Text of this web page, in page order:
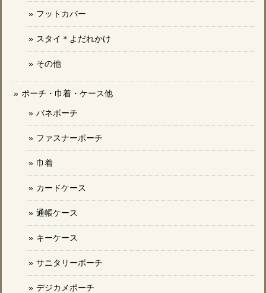
フットカバー
スタイ＊よだれかけ
その他
ポーチ・巾着・ケース他
バネポーチ
ファスナーポーチ
巾着
カードケース
通帳ケース
キーケース
サニタリーポーチ
デジカメポーチ